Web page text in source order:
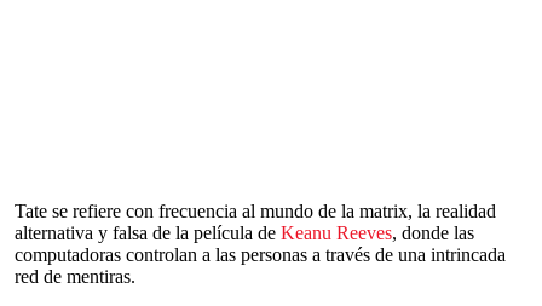
Tate se refiere con frecuencia al mundo de la matrix, la realidad
alternativa y falsa de la película de Keanu Reeves, donde las
computadoras controlan a las personas a través de una intrincada
red de mentiras.